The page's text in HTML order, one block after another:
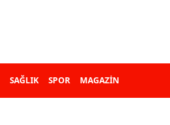
SAĞLIK SPOR MAGAZİN